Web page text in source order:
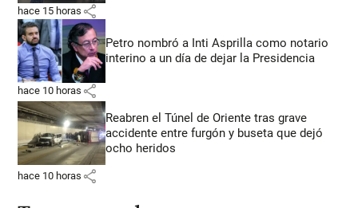
hace 15 horas share
Petro nombró a Inti Asprilla como notario
interino a un día de dejar la Presidencia
hace 10 horas share
Reabren el Túnel de Oriente tras grave
accidente entre furgón y buseta que dejó
ocho heridos
hace 10 horas share